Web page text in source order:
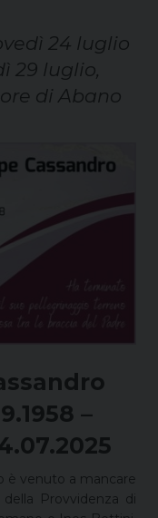
24 luglio
29 luglio,
di Abano
–
è venuto a mancare
della Provvidenza di